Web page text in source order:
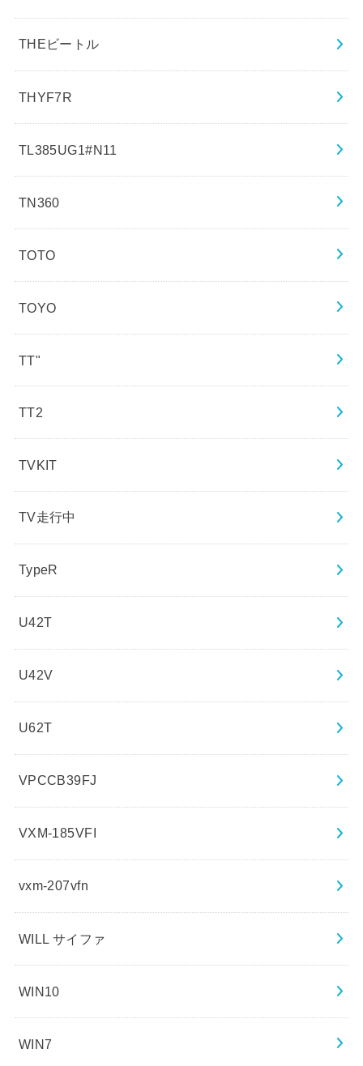
THEビートル
THYF7R
TL385UG1#N11
TN360
TOTO
TOYO
TT"
TT2
TVKIT
TV走行中
TypeR
U42T
U42V
U62T
VPCCB39FJ
VXM-185VFI
vxm-207vfn
WILL サイファ
WIN10
WIN7